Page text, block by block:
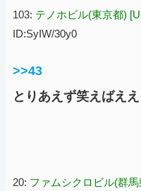
103: テノホビル(東京都)
ID:SyIW/30y0
>>43
とりあえず笑えばえ
20: ファムシクロビル(群